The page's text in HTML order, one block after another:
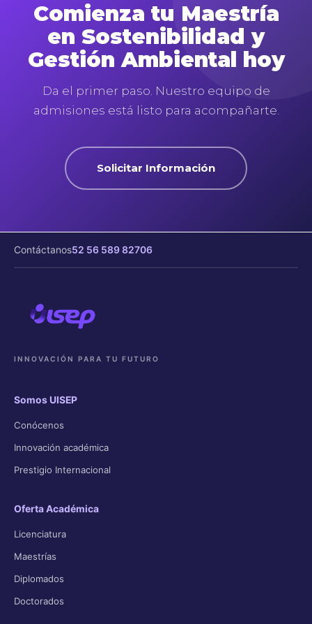
Comienza tu Maestría
en Sostenibilidad y
Gestión Ambiental hoy
Da el primer paso. Nuestro equipo de
admisiones está listo para acompañarte.
Solicitar Información
Contáctanos52 56 589 82706
INNOVACIÓN PARA TU FUTURO
Somos UISEP
Conócenos
Innovación académica
Prestigio Internacional
Oferta Académica
Licenciatura
Maestrías
Diplomados
Doctorados